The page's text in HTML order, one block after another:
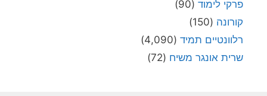
פרקי לימוד (90)
קורונה (150)
רלוונטיים תמיד (4,090)
שרית אונגר משיח (72)